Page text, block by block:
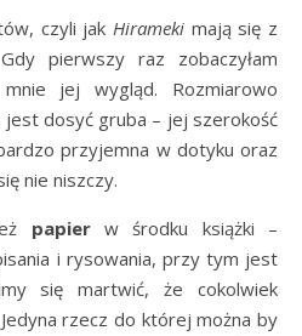
czyli jak Hirameki mają się z
pierwszy raz zobaczyłam
mnie jej wygląd. Rozmiarowo
dosyć gruba – jej szerokość
przyjemna w dotyku oraz
nie niszczy.
papierw środku książki –
i rysowania, przy tym jest
się martwić, że cokolwiek
rzecz do której można by